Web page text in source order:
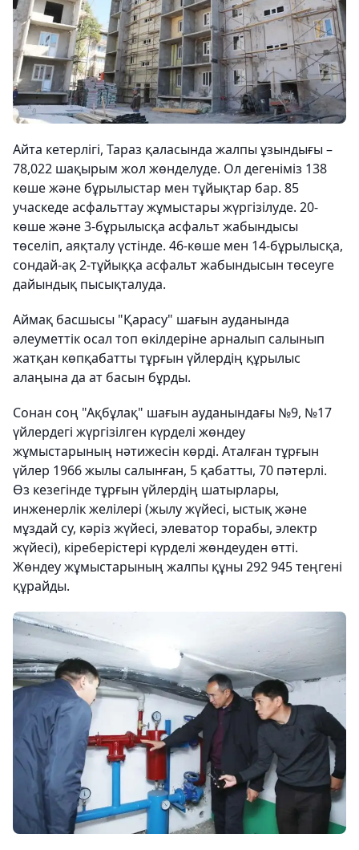
Айта кетерлігі, Тараз қаласында жалпы ұзындығы –
78,022 шақырым жол жөнделуде. Ол дегеніміз 138
көше және бұрылыстар мен тұйықтар бар. 85
учаскеде асфальттау жұмыстары жүргізілуде. 20-
көше және 3-бұрылысқа асфальт жабындысы
төселіп, аяқталу үстінде. 46-көше мен 14-бұрылысқа,
сондай-ақ 2-тұйыққа асфальт жабындысын төсеуге
дайындық пысықталуда.
Аймақ басшысы "Қарасу" шағын ауданында
әлеуметтік осал топ өкілдеріне арналып салынып
жатқан көпқабатты тұрғын үйлердің құрылыс
алаңына да ат басын бұрды.
Сонан соң "Ақбұлақ" шағын ауданындағы №9, №17
үйлердегі жүргізілген күрделі жөндеу
жұмыстарының нәтижесін көрді. Аталған тұрғын
үйлер 1966 жылы салынған, 5 қабатты, 70 пәтерлі.
Өз кезегінде тұрғын үйлердің шатырлары,
инженерлік желілері (жылу жүйесі, ыстық және
мұздай су, кәріз жүйесі, элеватор торабы, электр
жүйесі), кіреберістері күрделі жөндеуден өтті.
Жөндеу жұмыстарының жалпы құны 292 945 теңгені
құрайды.